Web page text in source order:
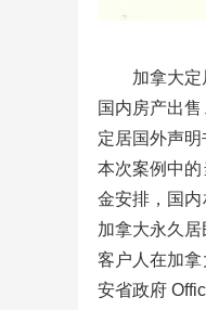
加拿大
国内房产出
定居国外声明
本次案例中
金安排，国
加拿大永久
客户人在加
安省政府